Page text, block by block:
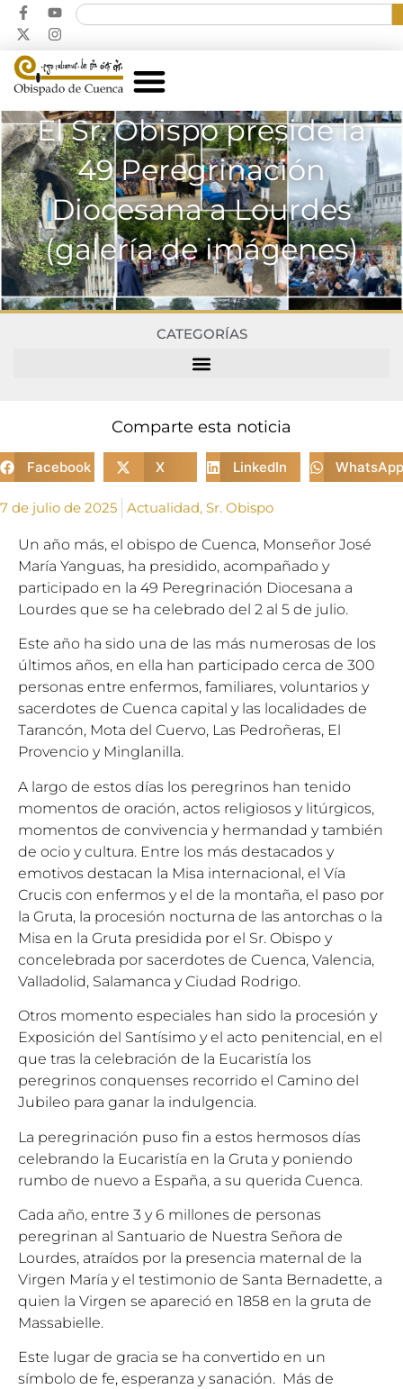
El Sr. Obispo preside la
49 Peregrinación
Diocesana a Lourdes
(galería de imágenes)
CATEGORÍAS
Comparte esta noticia
Facebook X LinkedIn WhatsApp
7 de julio de 2025 Actualidad, Sr. Obispo
Un año más, el obispo de Cuenca, Monseñor José
María Yanguas, ha presidido, acompañado y
participado en la 49 Peregrinación Diocesana a
Lourdes que se ha celebrado del 2 al 5 de julio.
Este año ha sido una de las más numerosas de los
últimos años, en ella han participado cerca de 300
personas entre enfermos, familiares, voluntarios y
sacerdotes de Cuenca capital y las localidades de
Tarancón, Mota del Cuervo, Las Pedroñeras, El
Provencio y Minglanilla.
A largo de estos días los peregrinos han tenido
momentos de oración, actos religiosos y litúrgicos,
momentos de convivencia y hermandad y también
de ocio y cultura. Entre los más destacados y
emotivos destacan la Misa internacional, el Vía
Crucis con enfermos y el de la montaña, el paso por
la Gruta, la procesión nocturna de las antorchas o la
Misa en la Gruta presidida por el Sr. Obispo y
concelebrada por sacerdotes de Cuenca, Valencia,
Valladolid, Salamanca y Ciudad Rodrigo.
Otros momento especiales han sido la procesión y
Exposición del Santísimo y el acto penitencial, en el
que tras la celebración de la Eucaristía los
peregrinos conquenses recorrido el Camino del
Jubileo para ganar la indulgencia.
La peregrinación puso fin a estos hermosos días
celebrando la Eucaristía en la Gruta y poniendo
rumbo de nuevo a España, a su querida Cuenca.
Cada año, entre 3 y 6 millones de personas
peregrinan al Santuario de Nuestra Señora de
Lourdes, atraídos por la presencia maternal de la
Virgen María y el testimonio de Santa Bernadette, a
quien la Virgen se apareció en 1858 en la gruta de
Massabielle.
Este lugar de gracia se ha convertido en un
símbolo de fe, esperanza y sanación. Más de